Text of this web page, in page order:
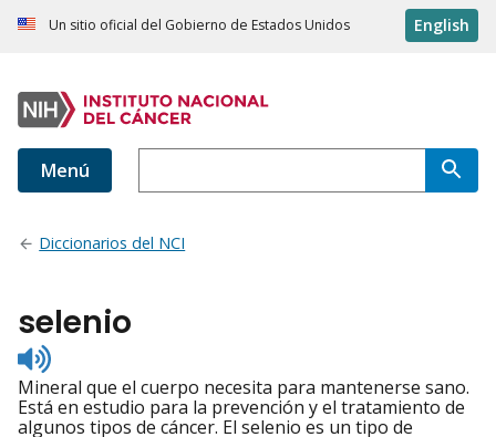
Un sitio oficial del Gobierno de Estados Unidos English
Menú
Diccionarios del NCI
selenio
Listen
to
pronunciation
Mineral que el cuerpo necesita para mantenerse sano.
Está en estudio para la prevención y el tratamiento de
algunos tipos de cáncer. El selenio es un tipo de